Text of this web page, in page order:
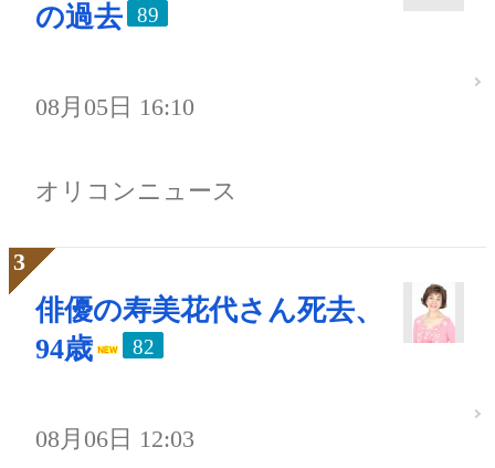
の過去
89
08月05日 16:10
オリコンニュース
俳優の寿美花代さん死去、
94歳
82
08月06日 12:03